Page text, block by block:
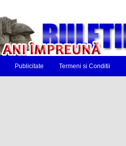
Publicitate Termeni si Conditii